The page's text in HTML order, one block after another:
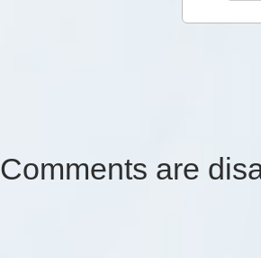
Comments are